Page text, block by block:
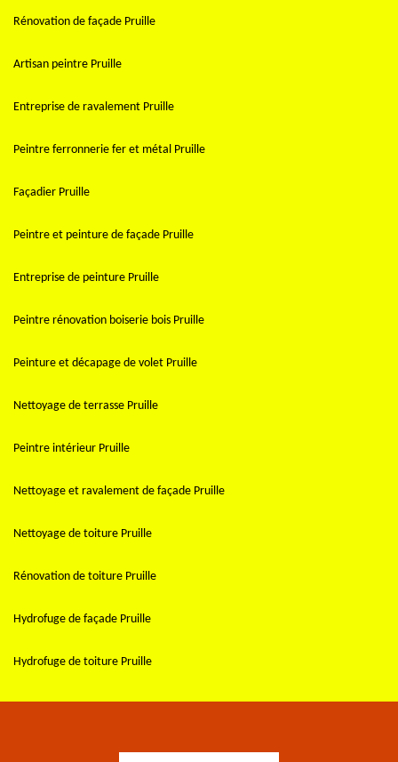
Rénovation de façade Pruille
Artisan peintre Pruille
Entreprise de ravalement Pruille
Peintre ferronnerie fer et métal Pruille
Façadier Pruille
Peintre et peinture de façade Pruille
Entreprise de peinture Pruille
Peintre rénovation boiserie bois Pruille
Peinture et décapage de volet Pruille
Nettoyage de terrasse Pruille
Peintre intérieur Pruille
Nettoyage et ravalement de façade Pruille
Nettoyage de toiture Pruille
Rénovation de toiture Pruille
Hydrofuge de façade Pruille
Hydrofuge de toiture Pruille